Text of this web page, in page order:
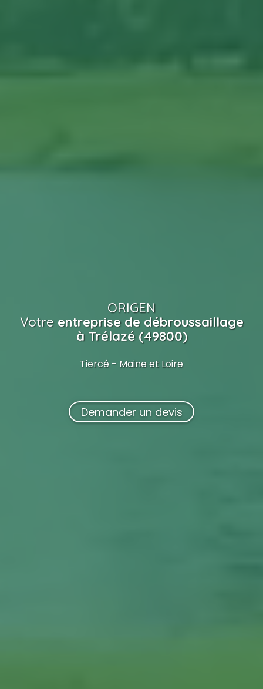
ORIGEN
Votre entreprise de débroussaillage
à Trélazé (49800)
Tiercé - Maine et Loire
Demander un devis